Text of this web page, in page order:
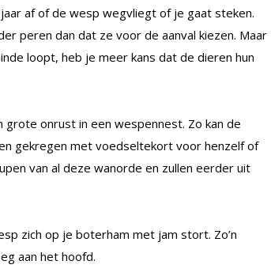
af of de wesp wegvliegt of je gaat steken.
peren dan dat ze voor de aanval kiezen. Maar
loopt, heb je meer kans dat de dieren hun
onrust in een wespennest. Zo kan de
gekregen met voedseltekort voor henzelf of
van al deze wanorde en zullen eerder uit
zich op je boterham met jam stort. Zo’n
aan het hoofd.